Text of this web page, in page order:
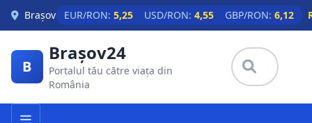
Skip to main content
Brașov EUR/RON: 5,25 USD/RON: 4,55 GBP/RON: 6,12
B
Brașov24
Portalul tău către viața din
România